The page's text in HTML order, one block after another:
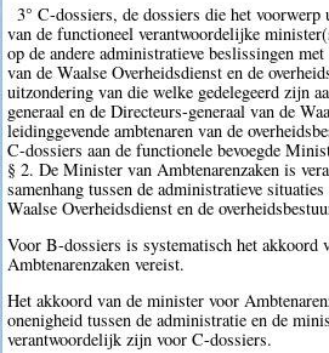
3° C-dossiers, de dossiers die het voorwerp
van de functioneel verantwoordelijke
op de andere administratieve beslissingen
van de Waalse Overheidsdienst en de
uitzondering van die welke gedelegeerd zijn
generaal en de Directeurs-generaal van de
leidinggevende ambtenaren van de
C-dossiers aan de functionele bevoegde
§ 2. De Minister van Ambtenarenzaken is
samenhang tussen de administratieve
Waalse Overheidsdienst en de
Voor B-dossiers is systematisch het akkoord
Ambtenarenzaken vereist.
Het akkoord van de minister voor
onenigheid tussen de administratie en de
verantwoordelijk zijn voor C-dossiers.